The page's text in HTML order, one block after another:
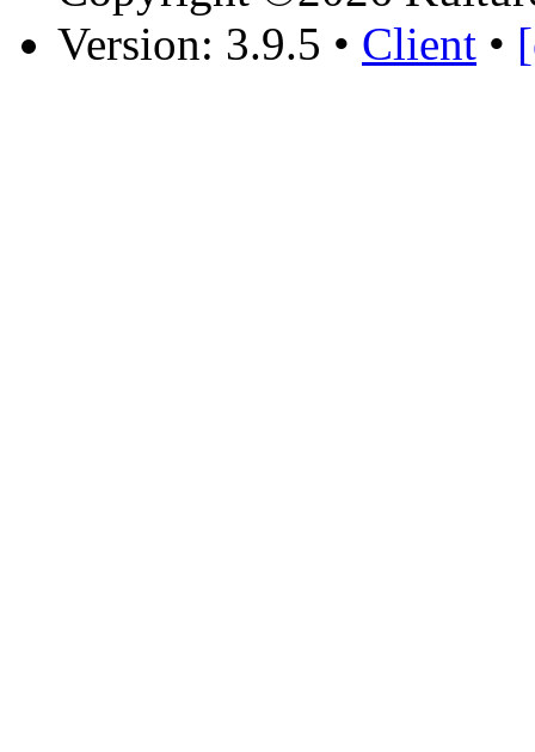
Version: 3.9.5 • Client •